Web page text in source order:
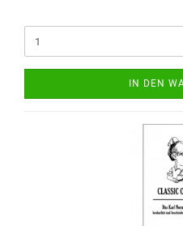
IN DEN